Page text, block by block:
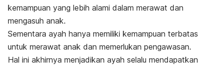
kemampuan yang lebih alami dalam merawat dan
mengasuh anak.
Sementara ayah hanya memiliki kemampuan terbatas
untuk merawat anak dan memerlukan pengawasan.
Hal ini akhirnya menjadikan ayah selalu mendapatkan